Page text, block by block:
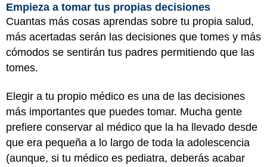
Empieza a tomar tus propias decisiones
Cuantas más cosas aprendas sobre tu propia salud,
más acertadas serán las decisiones que tomes y más
cómodos se sentirán tus padres permitiendo que las
tomes.
Elegir a tu propio médico es una de las decisiones
más importantes que puedes tomar. Mucha gente
prefiere conservar al médico que la ha llevado desde
que era pequeña a lo largo de toda la adolescencia
(aunque, si tu médico es pediatra, deberás acabar